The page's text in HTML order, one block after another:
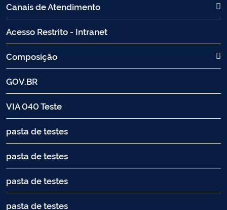
Canais de Atendimento
Acesso Restrito - Intranet
Composição
GOV.BR
VIA 040 Teste
pasta de testes
pasta de testes
pasta de testes
pasta de testes